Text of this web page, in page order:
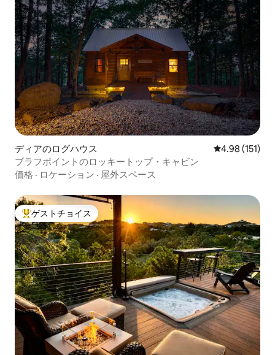
ディアのログハウス レビュー151
4.98 (151)
ブラフポイントのロッキートップ・キャビン
価格 · ロケーション · 屋外スペース
大好評のゲストチョイスです。
ゲストチョイス